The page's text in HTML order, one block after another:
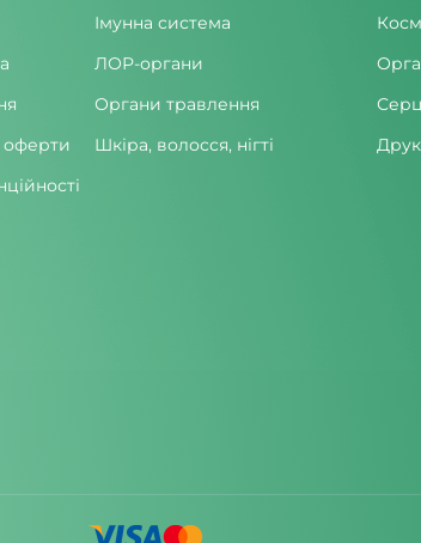
оферти
Імунна система
ЛОР-органи
Органи травлення
Шкіра, волосся, нігті